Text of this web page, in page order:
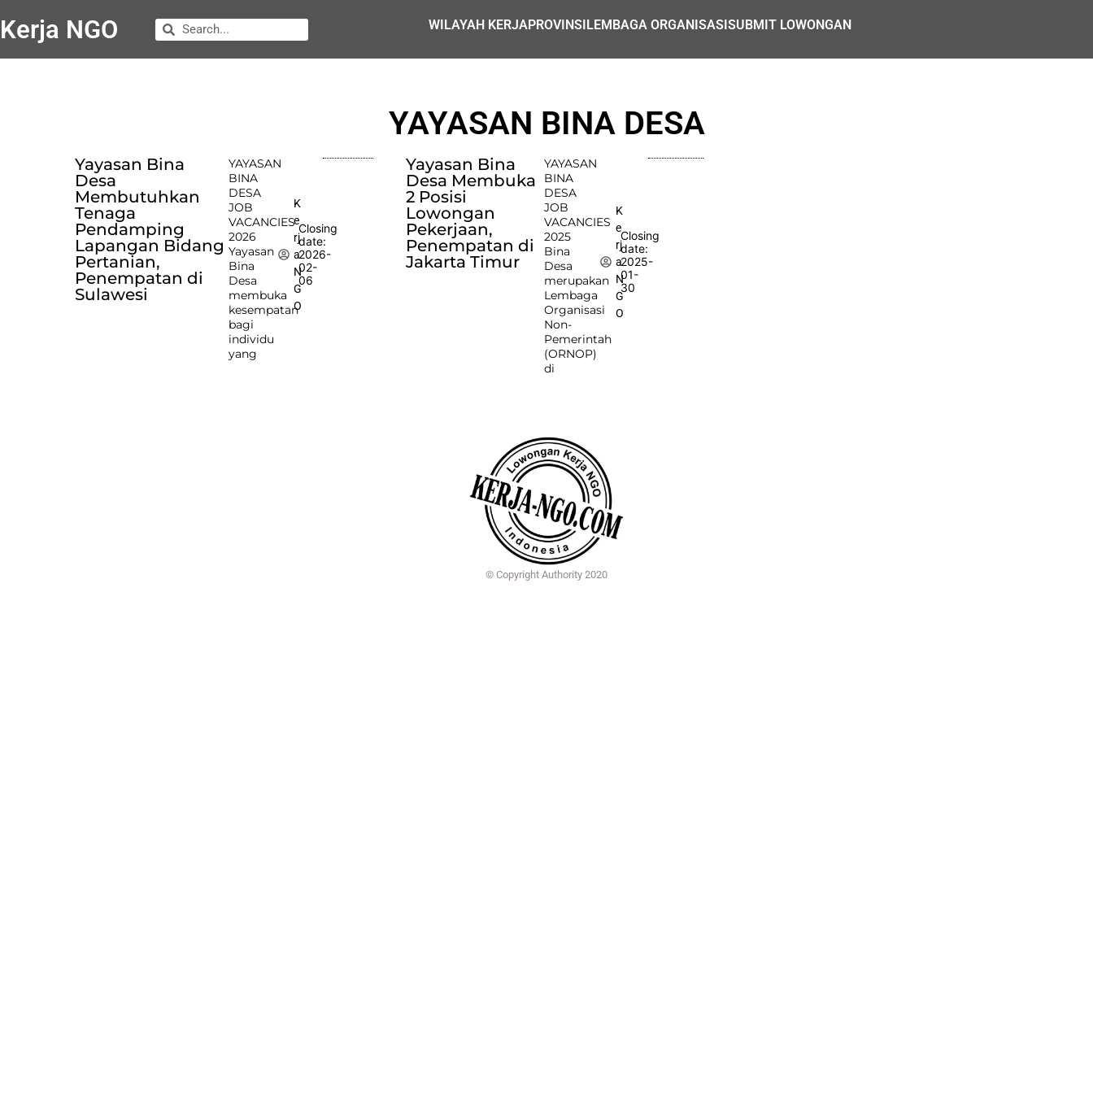
Kerja NGO WILAYAH KERJAPROVINSILEMBAGA ORGANISASISUBMIT LOWONGAN
YAYASAN BINA DESA
Yayasan Bina
Desa
Membutuhkan
Tenaga
Pendamping
Lapangan Bidang
Pertanian,
Penempatan di
Sulawesi
YAYASAN
BINA
DESA
JOB
VACANCIES
2026
Yayasan
Bina
Desa
membuka
kesempatan
bagi
individu
yang
K
e
rj
a
N
G
O
Closing
date:
2026-
02-
06
Yayasan Bina
Desa Membuka
2 Posisi
Lowongan
Pekerjaan,
Penempatan di
Jakarta Timur
YAYASAN
BINA
DESA
JOB
VACANCIES
2025
Bina
Desa
merupakan
Lembaga
Organisasi
Non-
Pemerintah
(ORNOP)
di
K
e
rj
a
N
G
O
Closing
date:
2025-
01-
30
© Copyright Authority 2020